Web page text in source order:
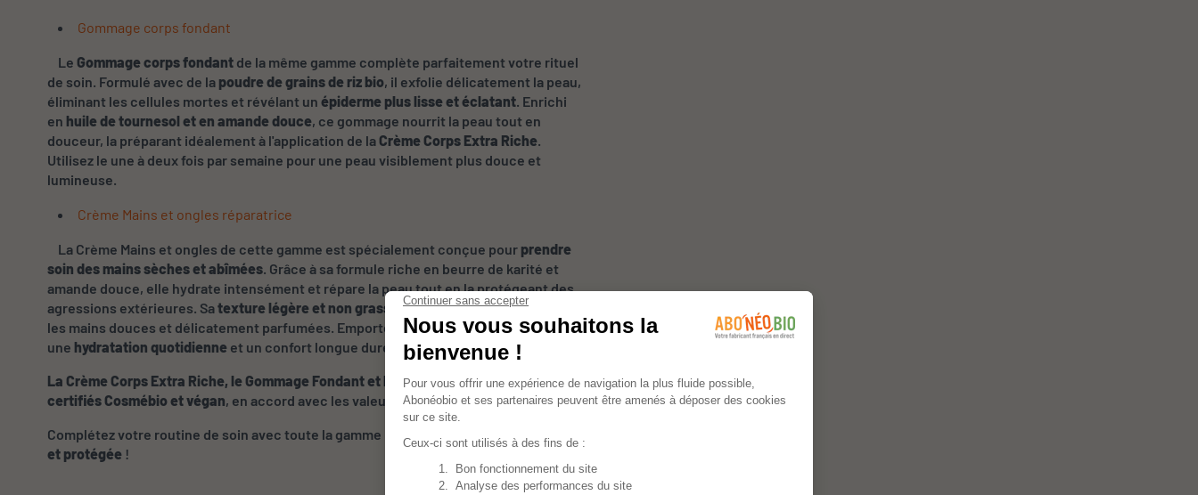
Gommage corps fondant
Le Gommage corps fondantde la même gamme complète parfaitement votre rituel
de soin. Formulé avec de la poudre de grains de riz bio, il exfolie délicatement la peau,
éliminant les cellules mortes et révélant un épiderme plus lisse et éclatant. Enrichi
en huile de tournesol et en amande douce, ce gommage nourrit la peau tout en
douceur, la préparant idéalement à l'application de laCrème Corps Extra Riche.
Utilisez le une à deux fois par semaine pour une peau visiblement plus douce et
lumineuse.
Crème Mains et ongles réparatrice
La Crème Mains et ongles de cette gamme est spécialement conçue pour prendre
soin des mains sèches et abîmées. Grâce à sa formule riche en beurre de karité et
amande douce, elle hydrate intensément et répare la peau tout en la protégeant des
agressions extérieures. Satexture légère et non grasse pénètre rapidement, laissant
les mains douces et délicatement parfumées. Emportez là partout avec vous pour
une hydratation quotidienneet un confort longue durée.
La Crème Corps Extra Riche, le Gommage Fondant et la Crème Mains sont tous
certifiés Cosmébio et végan, en accord avec les valeurs de la marque Coslys.
Complétez votre routine de soin avec toute la gamme pour une peau douce, hydratée
et protégée!